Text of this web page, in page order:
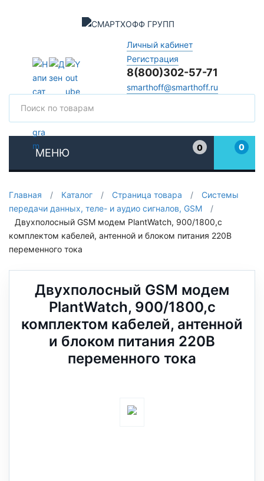
Личный кабинет
Регистрация
8(800)302-57-71
smarthoff@smarthoff.ru
МЕНЮ
0
0
Главная / Каталог / Страница товара /
Системы
передачи данных, теле- и аудио сигналов, GSM
/
Двухполосный GSM модем PlantWatch, 900/1800,с
комплектом кабелей, антенной и блоком питания 220В
переменного тока
Двухполосный GSM модем
PlantWatch, 900/1800,с
комплектом кабелей, антенной
и блоком питания 220В
переменного тока